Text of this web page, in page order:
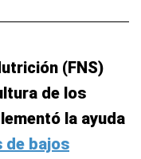
(FNS)
de los
la ayuda
de bajos